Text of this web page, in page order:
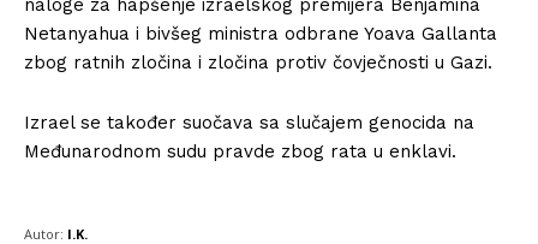
naloge za hapšenje izraelskog premijera Benjamina
Netanyahua i bivšeg ministra odbrane Yoava Gallanta
zbog ratnih zločina i zločina protiv čovječnosti u Gazi.
Izrael se također suočava sa slučajem genocida na
Međunarodnom sudu pravde zbog rata u enklavi.
Autor: I.K.